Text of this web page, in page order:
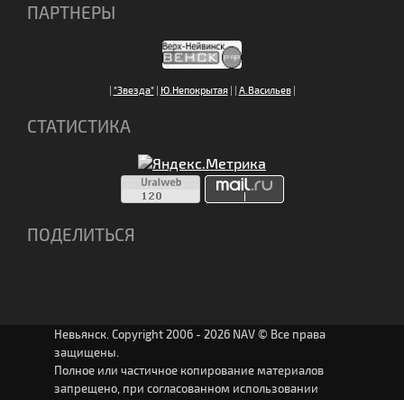
ПАРТНЕРЫ
| "Звезда"| Ю.Непокрытая| | А.Васильев|
СТАТИСТИКА
ПОДЕЛИТЬСЯ
Невьянск. Copyright 2006 - 2026 NAV © Все права
защищены.
Полное или частичное копирование материалов
запрещено, при согласованном использовании